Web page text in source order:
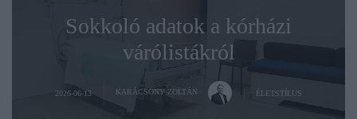
Sokkoló adatok a kórházi
várólistákról
2026-06-13 KARÁCSONY ZOLTÁN ÉLETSTÍLUS